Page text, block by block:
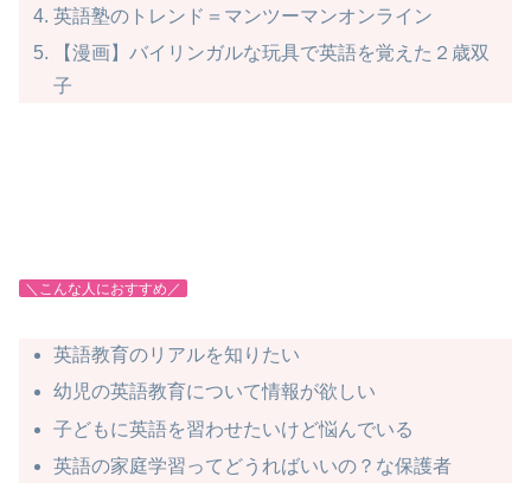
英語塾のトレンド＝マンツーマンオンライン
【漫画】バイリンガルな玩具で英語を覚えた２歳双
子
＼こんな人におすすめ／
英語教育のリアルを知りたい
幼児の英語教育について情報が欲しい
子どもに英語を習わせたいけど悩んでいる
英語の家庭学習ってどうればいいの？な保護者